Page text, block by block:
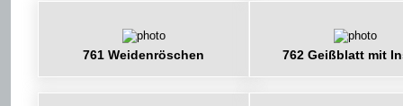
761 Weidenröschen 762 Geißblatt mit